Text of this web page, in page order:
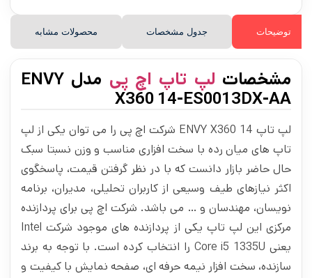
توضیحات جدول مشخصات محصولات مشابه
مشخصات لپ تاپ اچ پی
مدل ENVY
X360 14-ES0013DX-AA
لپ تاپ ENVY X360 14 شرکت اچ پی را می توان یکی از لپ
تاپ های میان رده با سخت افزاری مناسب و وزن نسبتا سبک
حال حاضر بازار دانست که با در نظر گرفتن قیمت، پاسخگوی
اکثر نیازهای طیف وسیعی از کاربران تحلیلی، مدیران، برنامه
نویسان، مهندسان و … می باشد. شرکت اچ پی برای پردازنده
مرکزی این لپ تاپ یکی از پردازنده های موجود شرکت Intel
یعنی Core i5 1335U را انتخاب کرده است. با توجه به برند
سازنده، سخت افزار نیمه حرفه ای، صفحه نمایش با کیفیت و